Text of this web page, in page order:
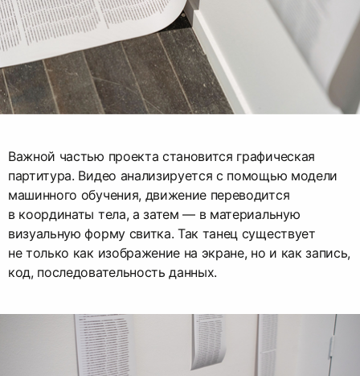
Важной частью проекта становится графическая
партитура. Видео анализируется с помощью модели
машинного обучения, движение переводится
в координаты тела, а затем — в материальную
визуальную форму свитка. Так танец существует
не только как изображение на экране, но и как запись,
код, последовательность данных.